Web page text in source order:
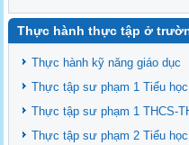
Thông báo chiêu sinh các lớp
Thông báo chiêu sinh lớp BD
Thông báo chiêu sinh lớp BD
cấp chứng nhận khóa 03
Thông báo tổng khai giảng các
K5
Thực hành thực tập ở
Thực hành kỹ năng giáo dục
Thực tập sư phạm 1 Tiểu học
Thực tập sư phạm 1 THCS-
Thực tập sư phạm 2 Tiểu học